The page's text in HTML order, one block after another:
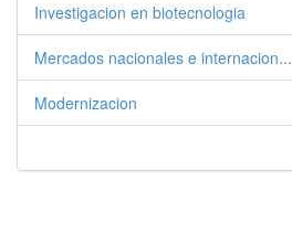
Investigacion en biotecnologia
Mercados nacionales e internacion...
Modernizacion